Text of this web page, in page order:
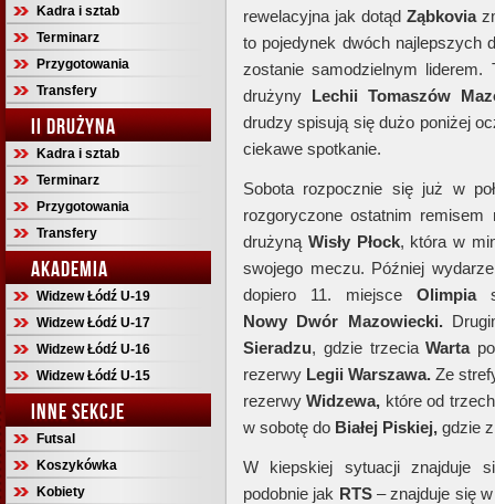
Kadra i sztab
Terminarz
Przygotowania
Transfery
II DRUŻYNA
Kadra i sztab
Terminarz
Przygotowania
Transfery
AKADEMIA
Widzew Łódź U-19
Widzew Łódź U-17
Widzew Łódź U-16
Widzew Łódź U-15
INNE SEKCJE
Futsal
Koszykówka
Kobiety
rewelacyjna jak dotąd Ząbkovia
to pojedynek dwóch najlepszych
zostanie samodzielnym liderem.
drużyny Lechii Tomaszów
drudzy spisują się dużo poniżej
ciekawe spotkanie.
Sobota rozpocznie się już w
rozgoryczone ostatnim
drużyną Wisły Płock, która w
swojego meczu. Później
dopiero 11. miejsceOlimpia
Nowy Dwór Mazowiecki.
Sieradzu, gdzie trzeciaWarta
rezerwy Legii Warszawa. Ze
rezerwyWidzewa, które od
w sobotę do Białej Piskiej, gdzie
W kiepskiej sytuacji znajduje
podobnie jak RTS– znajduje się